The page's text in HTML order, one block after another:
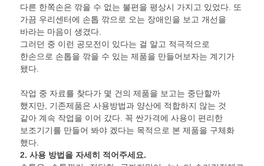
다른 한쪽손은 깎을 수 없는 불편을 평상시 가지고 있었다. 또
가끔 우리센터에 손톱 깎으로 오는 장애인을 보고 개선을
바라는 마음이 생겼다.
그러던 중 이런 공모전이 있다는 걸 알고 적극적으로
한손으로 손톱을 깎을 수 있는 제품을 만들어보자는 계기가
됐다.
작업 중 자료를 찾다가 몇 건의 제품을 보고는 중단할까
했지만, 기존제품은 사용방법과 양산에 적합하지 않는 것
같아 계속 작업을 이어 갔다. 꼭 싼가격에 사용이 편리한
보조기기를 만들어 봐야 겠다는 목적으로 본 제품을 구체화
했다.
2.사용 방법을 자세히 적어주세요.